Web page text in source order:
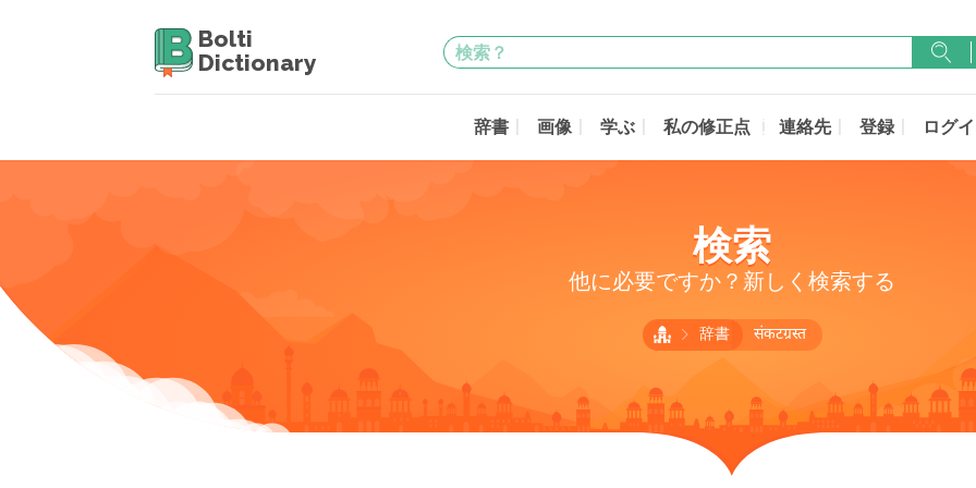
Bolti
Dictionary
辞書 画像 学ぶ 私の修正点 連絡先 登録 ログ
検索
他に必要ですか？新しく検索する
辞書 संकटग्रस्त